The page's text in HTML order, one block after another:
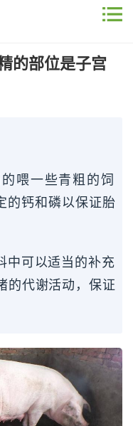
的部位是子宫
喂一些青粗的饲
的钙和磷以保证胎
中可以适当的补充
的代谢活动，保证